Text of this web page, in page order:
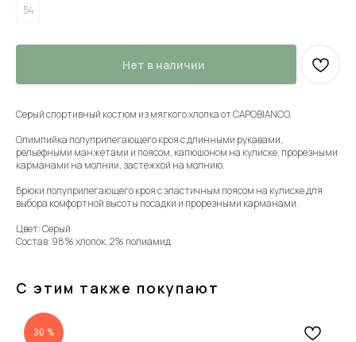
54
Нет в наличии
Серый спортивный костюм из мягкого хлопка от CAPOBIANCO.
Олимпийка полуприлегающего кроя с длинными рукавами,
рельефными манжетами и поясом, капюшоном на кулиске, прорезными
карманами на молнии, застежкой на молнию.
Брюки полуприлегающего кроя с эластичным поясом на кулиске для
выбора комфортной высоты посадки и прорезными карманами.
Цвет: Серый
Состав: 98% хлопок, 2% полиамид
С этим также покупают
30 %